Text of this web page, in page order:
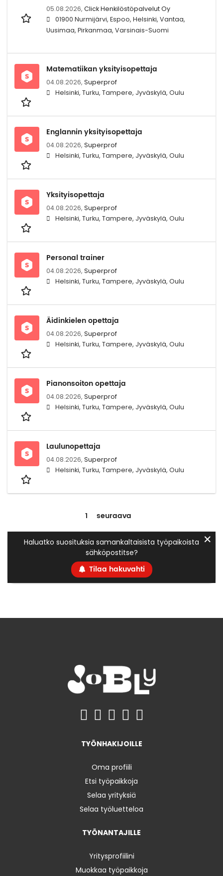
05.08.2026, Click Henkilöstöpalvelut Oy
01900 Nurmijärvi, Espoo, Helsinki, Vantaa,
Uusimaa, Pirkanmaa, Varsinais-Suomi
Matematiikan yksityisopettaja
04.08.2026, Superprof
Helsinki, Turku, Tampere, Jyväskylä, Oulu
Englannin yksityisopettaja
04.08.2026, Superprof
Helsinki, Turku, Tampere, Jyväskylä, Oulu
Yksityisopettaja
04.08.2026, Superprof
Helsinki, Turku, Tampere, Jyväskylä, Oulu
Personal trainer
04.08.2026, Superprof
Helsinki, Turku, Tampere, Jyväskylä, Oulu
Äidinkielen opettaja
04.08.2026, Superprof
Helsinki, Turku, Tampere, Jyväskylä, Oulu
Pianonsoiton opettaja
04.08.2026, Superprof
Helsinki, Turku, Tampere, Jyväskylä, Oulu
Laulunopettaja
04.08.2026, Superprof
Helsinki, Turku, Tampere, Jyväskylä, Oulu
1 seuraava
Haluatko suosituksia samankaltaisista työpaikoista
sähköpostitse?
Tilaa hakuvahti
✕
TYÖNHAKIJOILLE
Oma profiili
Etsi työpaikkoja
Selaa yrityksiä
Selaa työluetteloa
TYÖNANTAJILLE
Yritysprofiilini
Muokkaa työpaikkoja